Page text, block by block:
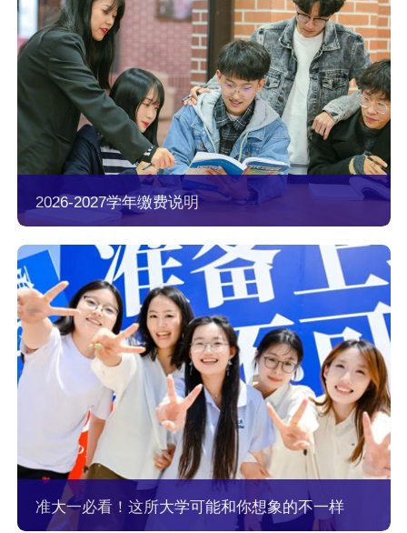
2026-2027学年缴费说明
准大一必看！这所大学可能和你想象的不一样